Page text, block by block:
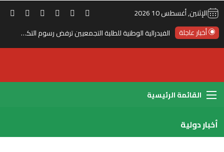
الإثنين, أغسطس 10 2026 ‫YouTubeانستقرام ‫TikTok
ملخص الموقع RSS
أخبار عاجلة الفيدرالية الوطنية للطلبة التجمعيين ترفض رسوم التكوين بالجامعات العمومية
القائمة
أخبار دولية